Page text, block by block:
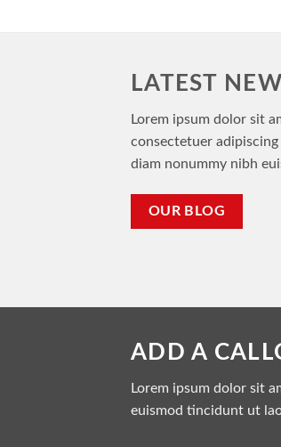
LATEST
Lorem ipsum dolor sit
consectetuer adipiscing
diam nonummy nibh
OUR BLOG
ADD A
Lorem ipsum dolor sit
euismod tincidunt ut